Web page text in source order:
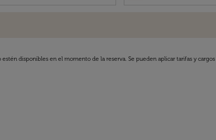
disponibles en el momento de la reserva. Se pueden aplicar tarifas y